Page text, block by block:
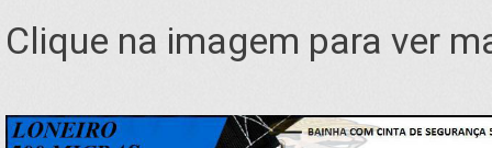
Clique na imagem para ver